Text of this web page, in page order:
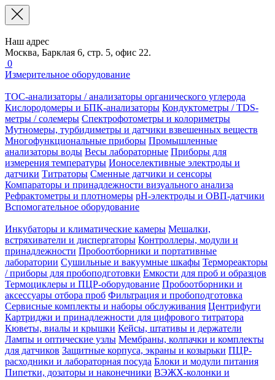
Наш адрес
Москва, Барклая 6, стр. 5, офис 22.
0
Измерительное оборудование
TOC-анализаторы / анализаторы органического углерода
Кислородомеры и БПК-анализаторы Кондуктометры / TDS-
метры / солемеры Спектрофотометры и колориметры
Мутномеры, турбидиметры и датчики взвешенных веществ
Многофункциональные приборы Промышленные
анализаторы воды Весы лабораторные Приборы для
измерения температуры Ионоселективные электроды и
датчики Титраторы Сменные датчики и сенсоры
Компараторы и принадлежности визуального анализа
Рефрактометры и плотномеры pH-электроды и ОВП-датчики
Вспомогательное оборудование
Инкубаторы и климатические камеры Мешалки,
встряхиватели и диспергаторы Контроллеры, модули и
принадлежности Пробоотборники и портативные
лаборатории Сушильные и вакуумные шкафы Термореакторы
/ приборы для пробоподготовки Емкости для проб и образцов
Термоциклеры и ПЦР-оборудование Пробоотборники и
аксессуары отбора проб Фильтрация и пробоподготовка
Сервисные комплекты и наборы обслуживания Центрифуги
Картриджи и принадлежности для цифрового титратора
Кюветы, виалы и крышки Кейсы, штативы и держатели
Лампы и оптические узлы Мембраны, колпачки и комплекты
для датчиков Защитные корпуса, экраны и козырьки ПЦР-
расходники и лабораторная посуда Блоки и модули питания
Пипетки, дозаторы и наконечники ВЭЖХ-колонки и